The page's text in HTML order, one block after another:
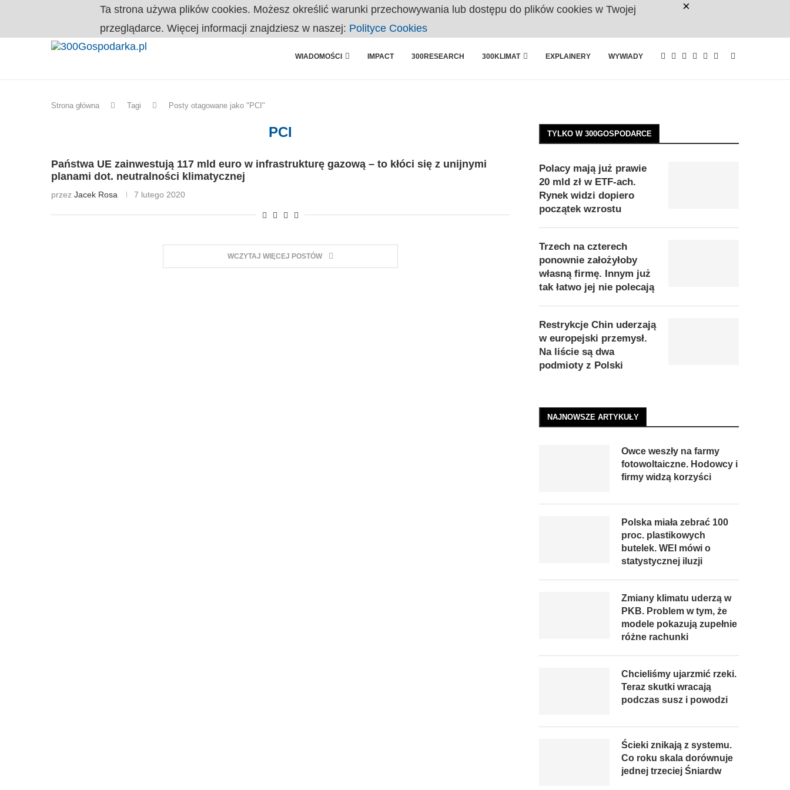
TRZECH NA CZTERECH PONOWNIE ZAŁOŻYŁOBY WŁASNĄ FIRMĘ. INNYM JUŻ TAK ŁATWO JEJ NIE POLECAJĄ
WIADOMOŚCI IMPACT 300RESEARCH 300KLIMAT EXPLAINERY WYWIADY
Strona główna Tagi Posty otagowane jako "PCI"
PCI
Państwa UE zainwestują 117 mld euro w infrastrukturę gazową – to kłóci się z unijnymi
planami dot. neutralności klimatycznej
przez Jacek Rosa 7 lutego 2020
WCZYTAJ WIĘCEJ POSTÓW
TYLKO W 300GOSPODARCE
Polacy mają już prawie
20 mld zł w ETF-ach.
Rynek widzi dopiero
początek wzrostu
Trzech na czterech
ponownie założyłoby
własną firmę. Innym już
tak łatwo jej nie polecają
Restrykcje Chin uderzają
w europejski przemysł.
Na liście są dwa
podmioty z Polski
NAJNOWSZE ARTYKUŁY
Owce weszły na farmy
fotowoltaiczne. Hodowcy i
firmy widzą korzyści
Polska miała zebrać 100
proc. plastikowych
butelek. WEI mówi o
statystycznej iluzji
Zmiany klimatu uderzą w
PKB. Problem w tym, że
modele pokazują zupełnie
różne rachunki
Chcieliśmy ujarzmić rzeki.
Teraz skutki wracają
podczas susz i powodzi
Ścieki znikają z systemu.
Co roku skala dorównuje
jednej trzeciej Śniardw
Ta strona używa plików cookies. Możesz określić warunki przechowywania lub dostępu do plików cookies w Twojej
przeglądarce. Więcej informacji znajdziesz w naszej: Polityce Cookies
×